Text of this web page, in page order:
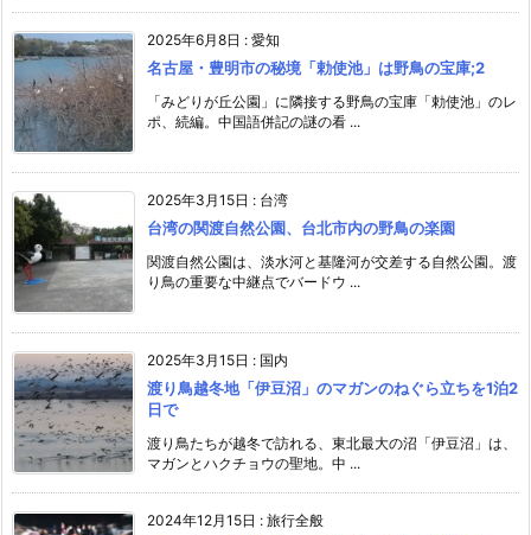
2025年6月8日 : 愛知
名古屋・豊明市の秘境「勅使池」は野鳥の宝庫;2
「みどりが丘公園」に隣接する野鳥の宝庫「勅使池」のレ
ポ、続編。中国語併記の謎の看 ...
2025年3月15日 : 台湾
台湾の関渡自然公園、台北市内の野鳥の楽園
関渡自然公園は、淡水河と基隆河が交差する自然公園。渡
り鳥の重要な中継点でバードウ ...
2025年3月15日 : 国内
渡り鳥越冬地「伊豆沼」のマガンのねぐら立ちを1泊2
日で
渡り鳥たちが越冬で訪れる、東北最大の沼「伊豆沼」は、
マガンとハクチョウの聖地。中 ...
2024年12月15日 : 旅行全般